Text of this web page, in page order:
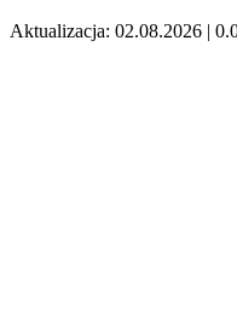
Aktualizacja: 02.08.2026 |